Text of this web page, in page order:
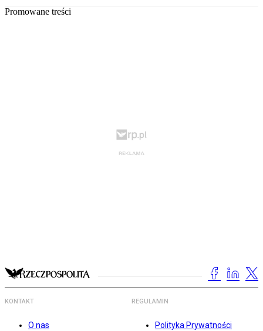
Promowane treści
KONTAKT
O nas
REGULAMIN
Polityka Prywatności